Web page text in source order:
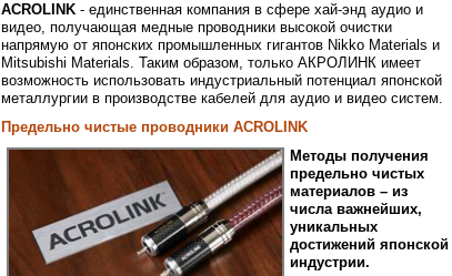
ACROLINK- единственная компания в сфере хай-энд аудио и
видео, получающая медные проводники высокой очистки
напрямую от японских промышленных гигантов Nikko Materials и
Mitsubishi Materials. Таким образом, только АКРОЛИНК имеет
возможность использовать индустриальный потенциал японской
металлургии в производстве кабелей для аудио и видео систем.
Предельно чистые проводники ACROLINK
Методы получения
предельно чистых
материалов – из
числа важнейших,
уникальных
достижений японской
индустрии.